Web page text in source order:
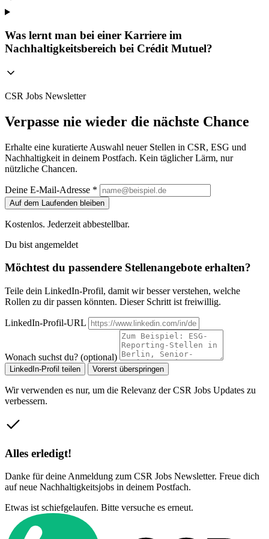
Was lernt man bei einer Karriere im
Nachhaltigkeitsbereich bei Crédit Mutuel?
CSR Jobs Newsletter
Verpasse nie wieder die nächste Chance
Erhalte eine kuratierte Auswahl neuer Stellen in CSR, ESG und
Nachhaltigkeit in deinem Postfach. Kein täglicher Lärm, nur
nützliche Chancen.
Deine E-Mail-Adresse *
Auf dem Laufenden bleiben
Kostenlos. Jederzeit abbestellbar.
Du bist angemeldet
Möchtest du passendere Stellenangebote erhalten?
Teile dein LinkedIn-Profil, damit wir besser verstehen, welche
Rollen zu dir passen könnten. Dieser Schritt ist freiwillig.
LinkedIn-Profil-URL
Wonach suchst du? (optional)
LinkedIn-Profil teilen Vorerst überspringen
Wir verwenden es nur, um die Relevanz der CSR Jobs Updates zu
verbessern.
Alles erledigt!
Danke für deine Anmeldung zum CSR Jobs Newsletter. Freue dich
auf neue Nachhaltigkeitsjobs in deinem Postfach.
Etwas ist schiefgelaufen. Bitte versuche es erneut.